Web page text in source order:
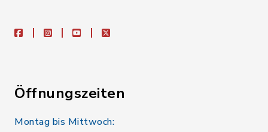
facebookinstagramyoutubeX
Öffnungszeiten
Montag bis Mittwoch: